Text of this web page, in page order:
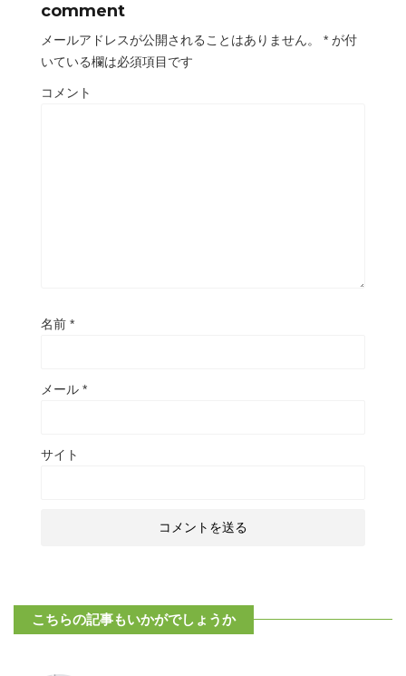
comment
メールアドレスが公開されることはありません。 * が付
いている欄は必須項目です
コメント
名前 *
メール *
サイト
こちらの記事もいかがでしょうか